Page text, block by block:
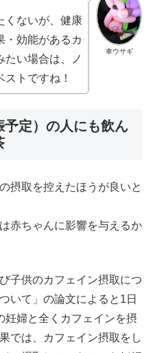
車ウサギ
くないが、健康
・効能があるカ
たい場合は、ノ
トですね！
定）の人にも飲ん
摂取を控えたほうが良いと
赤ちゃんに影響を与えるか
子供のカフェイン摂取につ
いて」の論文によると1日
妊婦と全くカフェインを摂
では、カフェイン摂取をし